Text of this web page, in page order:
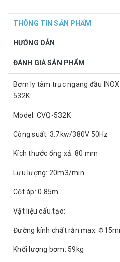
THÔNG TIN SẢN PHẨM
HƯỚNG DẪN
ĐÁNH GIÁ SẢN PHẨM
Bơm ly tâm trục ngang đầu INOX
532K
Model: CVQ-532K
Công suất: 3.7kw/380V 50Hz
Kích thước ống xả: 80 mm
Lưu lượng: 20m3/min
Cột áp: 0.85m
Vật liệu cấu tạo:
Đường kính chất rắn max:
Khối lượng bơm: 59kg